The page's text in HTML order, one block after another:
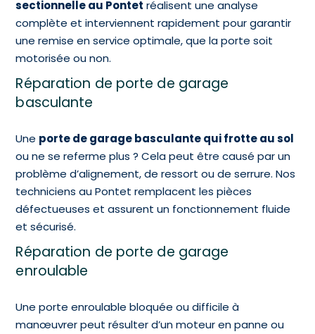
sectionnelle au Pontet réalisent une analyse
complète et interviennent rapidement pour garantir
une remise en service optimale, que la porte soit
motorisée ou non.
Réparation de porte de garage
basculante
Une porte de garage basculante qui frotte au sol
ou ne se referme plus ? Cela peut être causé par un
problème d’alignement, de ressort ou de serrure. Nos
techniciens au Pontet remplacent les pièces
défectueuses et assurent un fonctionnement fluide
et sécurisé.
Réparation de porte de garage
enroulable
Une porte enroulable bloquée ou difficile à
manœuvrer peut résulter d’un moteur en panne ou